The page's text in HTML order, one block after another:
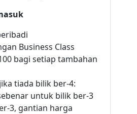
Business Class
bagi setiap tambahan
tiada bilik ber-4:
untuk bilik ber-3
3, gantian harga